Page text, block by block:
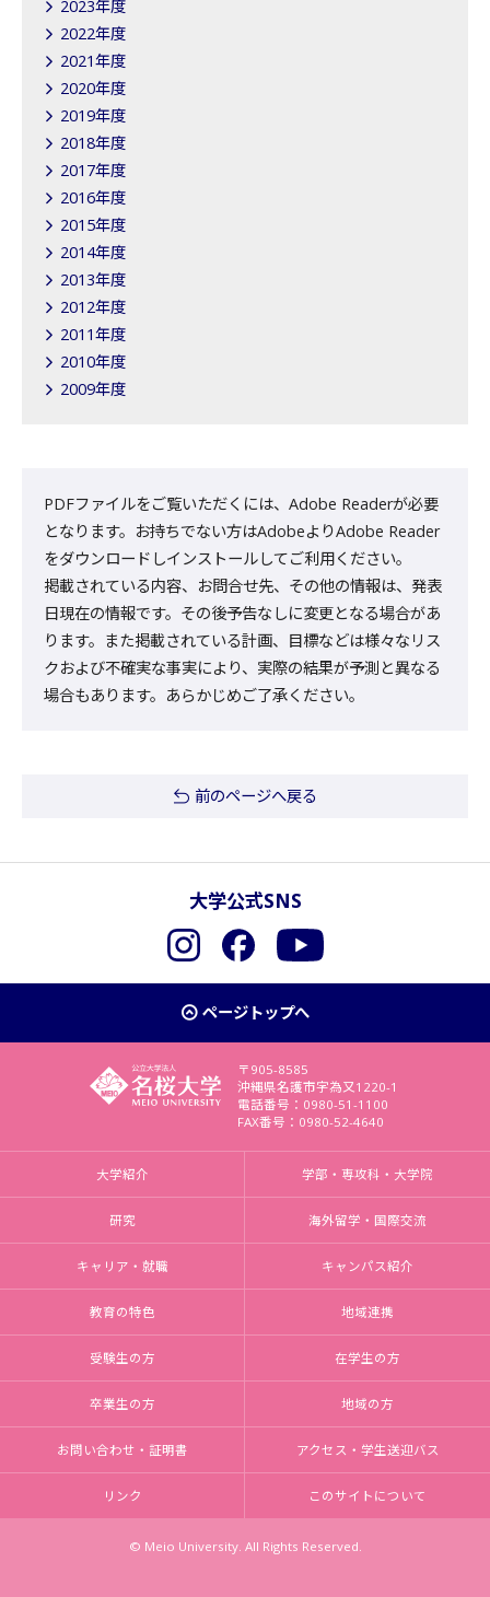
2023年度
2022年度
2021年度
2020年度
2019年度
2018年度
2017年度
2016年度
2015年度
2014年度
2013年度
2012年度
2011年度
2010年度
2009年度
PDFファイルをご覧いただくには、Adobe Readerが必要
となります。お持ちでない方はAdobeよりAdobe Reader
をダウンロードしインストールしてご利用ください。
掲載されている内容、お問合せ先、その他の情報は、発表
日現在の情報です。その後予告なしに変更となる場合があ
ります。また掲載されている計画、目標などは様々なリス
クおよび不確実な事実により、実際の結果が予測と異なる
場合もあります。あらかじめご了承ください。
前のページへ戻る
大学公式SNS
InstagramFacebookYouTube
ページトップへ
〒905-8585
沖縄県名護市字為又1220-1
電話番号：0980-51-1100
FAX番号：0980-52-4640
大学紹介 学部・専攻科・大学院
研究 海外留学・国際交流
キャリア・就職 キャンパス紹介
教育の特色 地域連携
受験生の方 在学生の方
卒業生の方 地域の方
お問い合わせ・証明書 アクセス・学生送迎バス
リンク このサイトについて
© Meio University. All Rights Reserved.